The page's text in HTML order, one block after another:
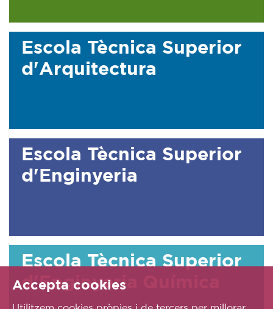
Accepta cookies
Escola Tècnica Superior
d'Arquitectura
Escola Tècnica Superior
d'Enginyeria
Escola Tècnica Superior
d'Enginyeria Química